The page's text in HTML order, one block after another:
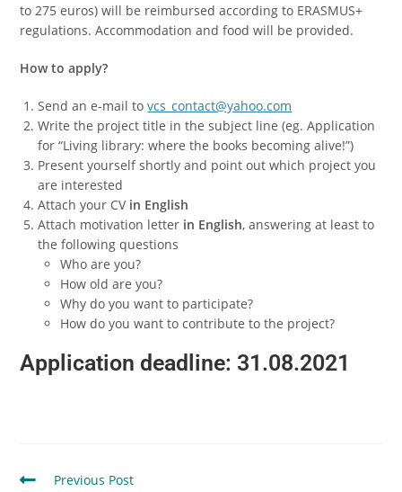
to 275 euros) will be reimbursed according to ERASMUS+
regulations. Accommodation and food will be provided.
How to apply?
Send an e-mail tovcs_contact@yahoo.com
Write the project title in the subject line (eg. Application
for “Living library: where the books becoming alive!”)
Present yourself shortly and point out which project you
are interested
Attach your CV in English
Attach motivation letter in English, answering at least to
the following questions
Who are you?
How old are you?
Why do you want to participate?
How do you want to contribute to the project?
Application deadline: 31.08.2021
Previous Post